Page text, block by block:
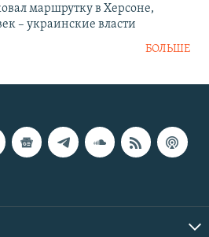
маршрутку в Херсоне,
– украинские власти
БОЛЬШЕ